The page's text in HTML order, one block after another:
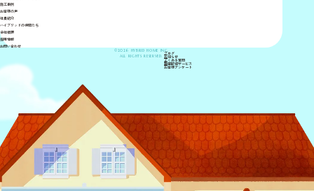
施工事例
お客様の声
社員紹介
ハイブリッドの仲間たち
会社概要
採用情報
お問い合わせ
ブログ
お知らせ
よくある質問
動画配信サービス
お客様アンケート
©2026 HYBRID HOME INC.
ALL RIGHTS RESERVED.